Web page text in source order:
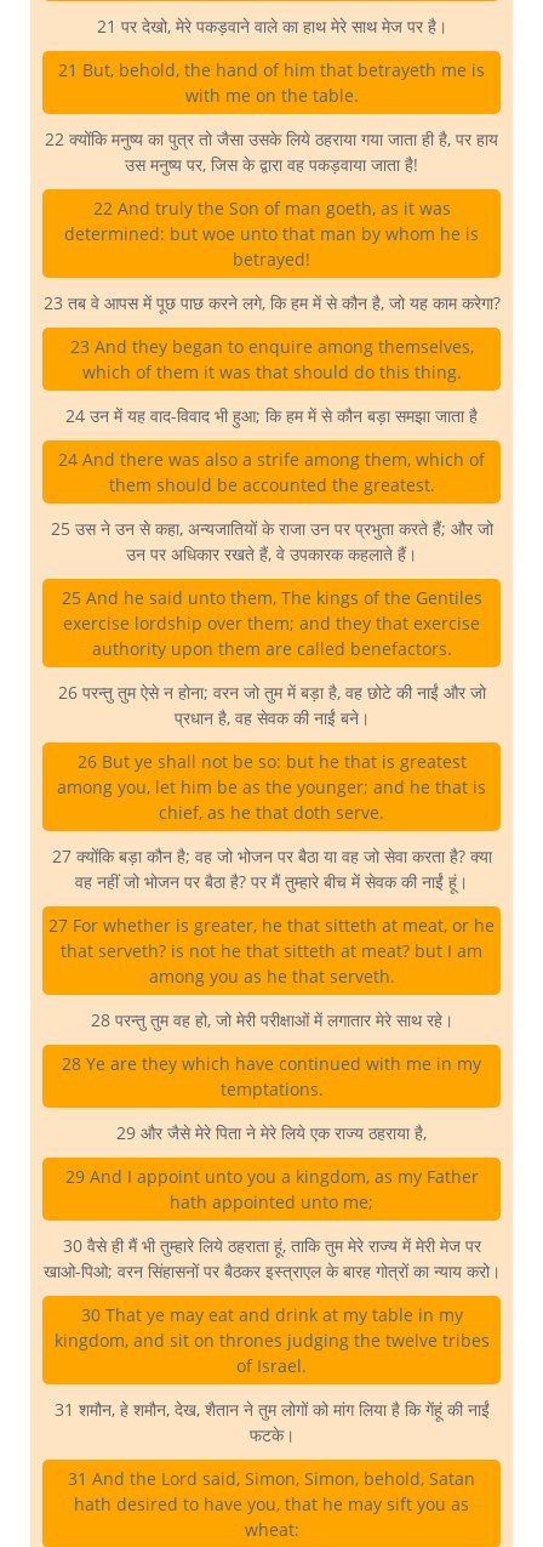
21 पर देखो, मेरे पकड़वाने वाले का हाथ मेरे साथ मेज पर है।
21 But, behold, the hand of him that betrayeth me is
with me on the table.
22 क्योंकि मनुष्य का पुत्र तो जैसा उसके लिये ठहराया गया जाता ही है, पर हाय
उस मनुष्य पर, जिस के द्वारा वह पकड़वाया जाता है!
22 And truly the Son of man goeth, as it was
determined: but woe unto that man by whom he is
betrayed!
23 तब वे आपस में पूछ पाछ करने लगे, कि हम में से कौन है, जो यह काम करेगा?
23 And they began to enquire among themselves,
which of them it was that should do this thing.
24 उन में यह वाद-विवाद भी हुआ; कि हम में से कौन बड़ा समझा जाता है
24 And there was also a strife among them, which of
them should be accounted the greatest.
25 उस ने उन से कहा, अन्यजातियों के राजा उन पर प्रभुता करते हैं; और जो
उन पर अधिकार रखते हैं, वे उपकारक कहलाते हैं।
25 And he said unto them, The kings of the Gentiles
exercise lordship over them; and they that exercise
authority upon them are called benefactors.
26 परन्तु तुम ऐसे न होना; वरन जो तुम में बड़ा है, वह छोटे की नाईं और जो
प्रधान है, वह सेवक की नाईं बने।
26 But ye shall not be so: but he that is greatest
among you, let him be as the younger; and he that is
chief, as he that doth serve.
27 क्योंकि बड़ा कौन है; वह जो भोजन पर बैठा या वह जो सेवा करता है? क्या
वह नहीं जो भोजन पर बैठा है? पर मैं तुम्हारे बीच में सेवक की नाईं हूं।
27 For whether is greater, he that sitteth at meat, or he
that serveth? is not he that sitteth at meat? but I am
among you as he that serveth.
28 परन्तु तुम वह हो, जो मेरी परीक्षाओं में लगातार मेरे साथ रहे।
28 Ye are they which have continued with me in my
temptations.
29 और जैसे मेरे पिता ने मेरे लिये एक राज्य ठहराया है,
29 And I appoint unto you a kingdom, as my Father
hath appointed unto me;
30 वैसे ही मैं भी तुम्हारे लिये ठहराता हूं, ताकि तुम मेरे राज्य में मेरी मेज पर
खाओ-पिओ; वरन सिंहासनों पर बैठकर इस्त्राएल के बारह गोत्रों का न्याय करो।
30 That ye may eat and drink at my table in my
kingdom, and sit on thrones judging the twelve tribes
of Israel.
31 शमौन, हे शमौन, देख, शैतान ने तुम लोगों को मांग लिया है कि गेंहूं की नाईं
फटके।
31 And the Lord said, Simon, Simon, behold, Satan
hath desired to have you, that he may sift you as
wheat: